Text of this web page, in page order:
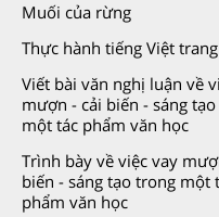
Muối của rừng
Thực hành tiếng Việt
Viết bài văn nghị luận về
mượn - cải biến - sáng
một tác phẩm văn học
Trình bày về việc vay
biến - sáng tạo trong một
phẩm văn học